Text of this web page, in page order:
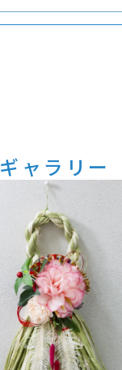
ギャラリー